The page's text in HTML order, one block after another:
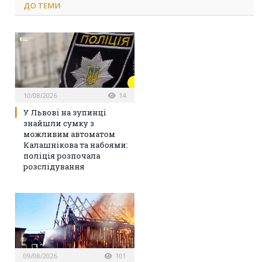
ДО ТЕМИ
10/08/2026 14
У Львові на зупинці
знайшли сумку з
можливим автоматом
Калашнікова та набоями:
поліція розпочала
розслідування
09/08/2026 101